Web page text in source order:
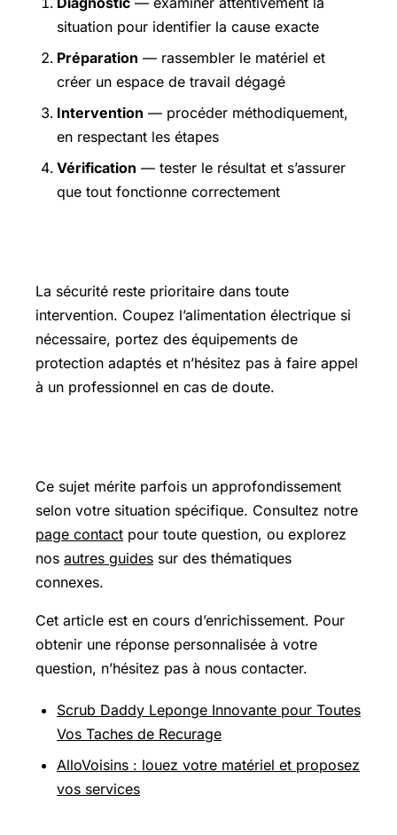
situation pour identifier la cause exacte
Préparation — rassembler le matériel et
créer un espace de travail dégagé
Intervention — procéder méthodiquement,
en respectant les étapes
Vérification — tester le résultat et s’assurer
que tout fonctionne correctement
La sécurité reste prioritaire dans toute
intervention. Coupez l’alimentation électrique si
nécessaire, portez des équipements de
protection adaptés et n’hésitez pas à faire appel
à un professionnel en cas de doute.
Ce sujet mérite parfois un approfondissement
selon votre situation spécifique. Consultez notre
page contact pour toute question, ou explorez
nos autres guides sur des thématiques
connexes.
Cet article est en cours d’enrichissement. Pour
obtenir une réponse personnalisée à votre
question, n’hésitez pas à nous contacter.
Scrub Daddy Leponge Innovante pour Toutes
Vos Taches de Recurage
AlloVoisins : louez votre matériel et proposez
vos services